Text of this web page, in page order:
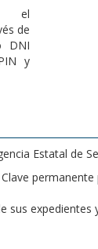
el
de
DNI
y
Estatal de
sus